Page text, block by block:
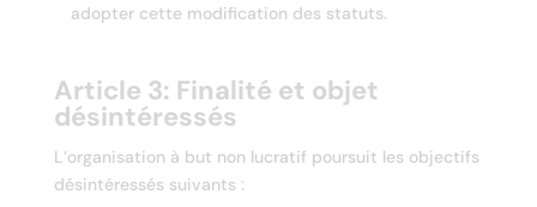
adopter cette modification des statuts.
Article 3: Finalité et objet
désintéressés
L’organisation à but non lucratif poursuit les objectifs
désintéressés suivants :